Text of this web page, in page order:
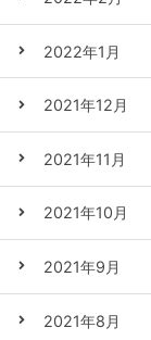
2022年1月
2021年12月
2021年11月
2021年10月
2021年9月
2021年8月